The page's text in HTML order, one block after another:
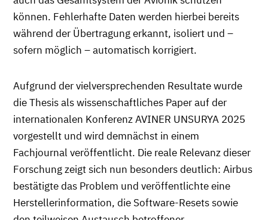
können. Fehlerhafte Daten werden hierbei bereits
während der Übertragung erkannt, isoliert und –
sofern möglich – automatisch korrigiert.
Aufgrund der vielversprechenden Resultate wurde
die Thesis als wissenschaftliches Paper auf der
internationalen Konferenz AVINER UNSURYA 2025
vorgestellt und wird demnächst in einem
Fachjournal veröffentlicht. Die reale Relevanz dieser
Forschung zeigt sich nun besonders deutlich: Airbus
bestätigte das Problem und veröffentlichte eine
Herstellerinformation, die Software-Resets sowie